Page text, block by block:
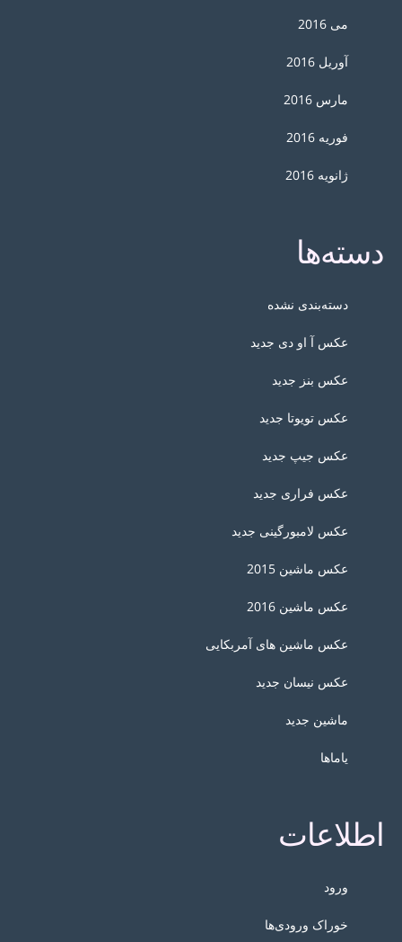
می 2016
آوریل 2016
مارس 2016
فوریه 2016
ژانویه 2016
دسته‌ها
دسته‌بندی نشده
عکس آ او دی جدید
عکس بنز جدید
عکس تویوتا جدید
عکس جیپ جدید
عکس فراری جدید
عکس لامبورگینی جدید
عکس ماشین 2015
عکس ماشین 2016
عکس ماشین های آمربکایی
عکس نیسان جدید
ماشین جدید
یاماها
اطلاعات
ورود
خوراک ورودی‌ها